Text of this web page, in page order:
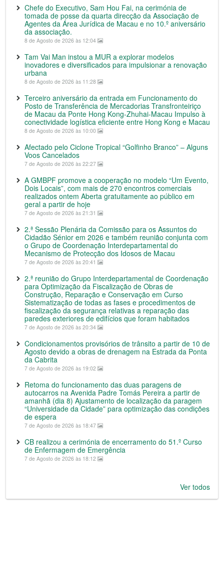
Chefe do Executivo, Sam Hou Fai, na cerimónia de
tomada de posse da quarta direcção da Associação de
Agentes da Área Jurídica de Macau e no 10.º aniversário
da associação.
8 de Agosto de 2026 às 12:04
Tam Vai Man instou a MUR a explorar modelos
inovadores e diversificados para impulsionar a renovação
urbana
8 de Agosto de 2026 às 11:28
Terceiro aniversário da entrada em Funcionamento do
Posto de Transferência de Mercadorias Transfronteiriço
de Macau da Ponte Hong Kong-Zhuhai-Macau Impulso à
conectividade logística eficiente entre Hong Kong e Macau
8 de Agosto de 2026 às 10:00
Afectado pelo Ciclone Tropical “Golfinho Branco” – Alguns
Voos Cancelados
7 de Agosto de 2026 às 22:27
A GMBPF promove a cooperação no modelo “Um Evento,
Dois Locais”, com mais de 270 encontros comerciais
realizados ontem Aberta gratuitamente ao público em
geral a partir de hoje
7 de Agosto de 2026 às 21:31
2.ª Sessão Plenária da Comissão para os Assuntos do
Cidadão Sénior em 2026 e também reunião conjunta com
o Grupo de Coordenação Interdepartamental do
Mecanismo de Protecção dos Idosos de Macau
7 de Agosto de 2026 às 20:41
2.ª reunião do Grupo Interdepartamental de Coordenação
para Optimização da Fiscalização de Obras de
Construção, Reparação e Conservação em Curso
Sistematização de todas as fases e procedimentos de
fiscalização da segurança relativas a reparação das
paredes exteriores de edifícios que foram habitados
7 de Agosto de 2026 às 20:34
Condicionamentos provisórios de trânsito a partir de 10 de
Agosto devido a obras de drenagem na Estrada da Ponta
da Cabrita
7 de Agosto de 2026 às 19:02
Retoma do funcionamento das duas paragens de
autocarros na Avenida Padre Tomás Pereira a partir de
amanhã (dia 8) Ajustamento de localização da paragem
“Universidade da Cidade” para optimização das condições
de espera
7 de Agosto de 2026 às 18:47
CB realizou a cerimónia de encerramento do 51.º Curso
de Enfermagem de Emergência
7 de Agosto de 2026 às 18:12
Ver todos